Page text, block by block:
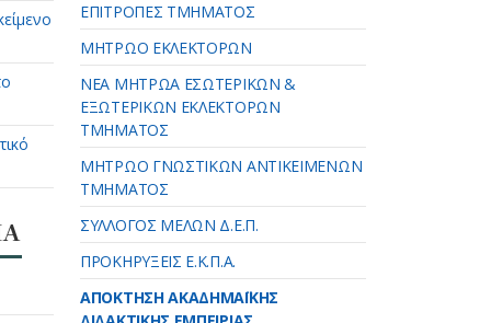
ΕΠΙΤΡΟΠΕΣ ΤΜΗΜΑΤΟΣ
ΜΗΤΡΩΟ ΕΚΛΕΚΤΟΡΩΝ
ΝΕΑ ΜΗΤΡΩΑ ΕΣΩΤΕΡΙΚΩΝ &
ΕΞΩΤΕΡΙΚΩΝ ΕΚΛΕΚΤΟΡΩΝ
ΤΜΗΜΑΤΟΣ
ΜΗΤΡΩΟ ΓΝΩΣΤΙΚΩΝ ΑΝΤΙΚΕΙΜΕΝΩΝ
ΤΜΗΜΑΤΟΣ
ΣΥΛΛΟΓΟΣ ΜΕΛΩΝ Δ.Ε.Π.
ΠΡΟΚΗΡΥΞΕΙΣ Ε.Κ.Π.Α.
ΑΠΟΚΤΗΣΗ ΑΚΑΔΗΜΑΪΚΗΣ